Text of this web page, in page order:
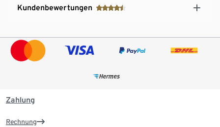
Kundenbewertungen
Zahlung
Rechnung